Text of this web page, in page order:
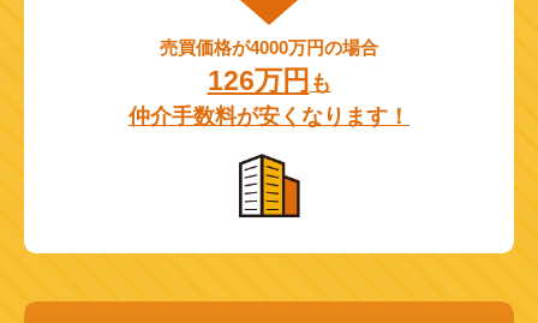
売買価格が4000万円の場合
126万円 も
仲介手数料が安くなります！